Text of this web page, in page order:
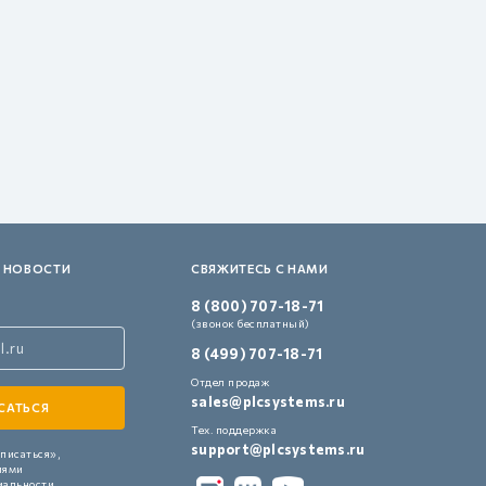
НОВОСТИ СВЯЖИТЕСЬ С НАМИ
8 (800) 707-18-71
(звонок бесплатный)
8 (499) 707-18-71
Отдел продаж
sales@plcsystems.ru
Тех. поддержка
support@plcsystems.ru